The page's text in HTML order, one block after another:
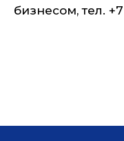
бизнесом, тел.